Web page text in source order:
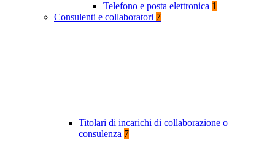
Telefono e posta elettronica 1
Consulenti e collaboratori 7
Titolari di incarichi di collaborazione o
consulenza 7